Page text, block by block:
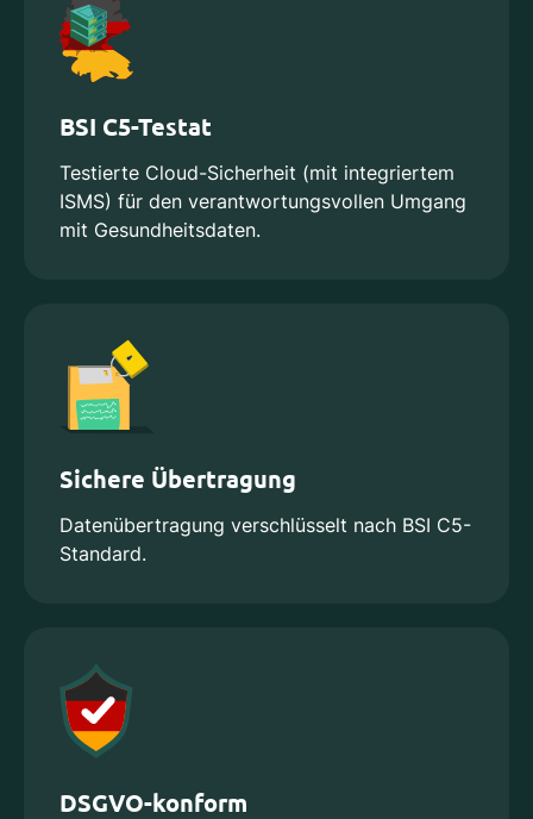
BSI C5-Testat
Testierte Cloud-Sicherheit (mit integriertem
ISMS) für den verantwortungsvollen Umgang
mit Gesundheitsdaten.
Sichere Übertragung
Datenübertragung verschlüsselt nach BSI C5-
Standard.
DSGVO-konform